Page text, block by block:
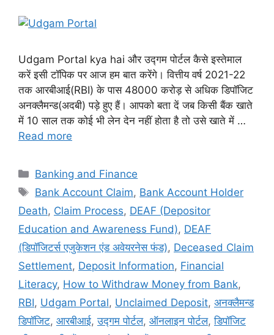
Udgam Portal kya hai और उद्गम पोर्टल कैसे इस्तेमाल
करें इसी टॉपिक पर आज हम बात करेंगे। वित्तीय वर्ष 2021-22
तक आरबीआई(RBI) के पास 48000 करोड़ से अधिक डिपॉजिट
अनक्लैमन्ड(अदबी) पड़े हुए हैं। आपको बता दें जब किसी बैंक खाते
में 10 साल तक कोई भी लेन देन नहीं होता है तो उसे खाते में …
Read more
Categories
Banking and Finance
Tags
Bank Account Claim, Bank Account Holder
Death, Claim Process, DEAF (Depositor
Education and Awareness Fund), DEAF
(डिपॉजिटर्स एजुकेशन एंड अवेयरनेस फंड), Deceased Claim
Settlement, Deposit Information, Financial
Literacy, How to Withdraw Money from Bank,
RBI, Udgam Portal, Unclaimed Deposit, अनक्लैमन्ड
डिपॉजिट, आरबीआई,उद्गम पोर्टल, ऑनलाइन पोर्टल,डिपॉजिट